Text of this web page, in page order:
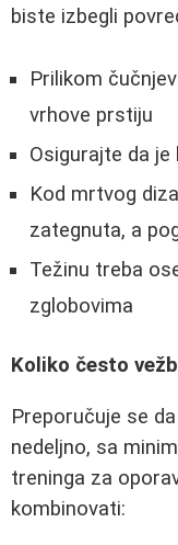
biste izbegli
Prilikom
vrhove prstiju
Osigurajte da
Kod mrtvog
zategnuta, a
Težinu treba
zglobovima
Koliko često
Preporučuje se
nedeljno, sa
treninga za
kombinovati: